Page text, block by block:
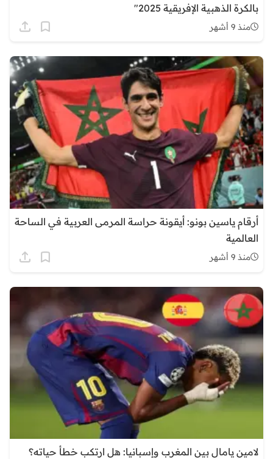
بالكرة الذهبية الإفريقية 2025″
منذ 9 أشهر
أرقام ياسين بونو: أيقونة حراسة المرمى العربية في الساحة
العالمية
منذ 9 أشهر
لامين يامال بين المغرب وإسبانيا: هل ارتكب خطأ حياته؟